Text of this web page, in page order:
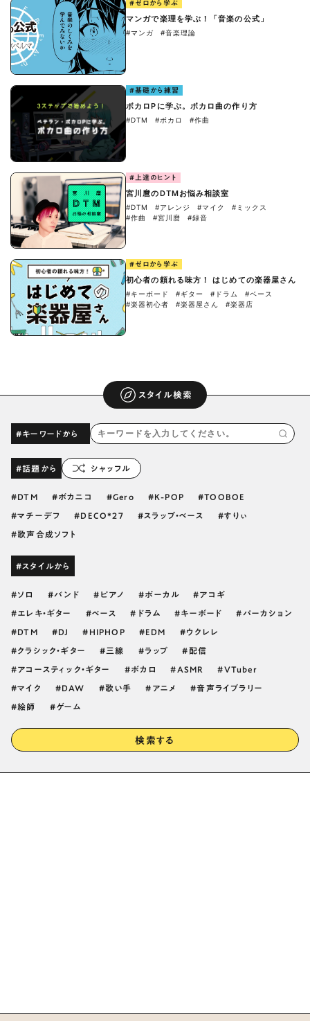
#ゼロから学ぶ
マンガで楽理を学ぶ！「音楽の公式」
#マンガ #音楽理論
#基礎から練習
ボカロPに学ぶ。ボカロ曲の作り方
#DTM #ボカロ #作曲
#上達のヒント
宮川麿のDTMお悩み相談室
#DTM #アレンジ #マイク
#ミックス
#作曲
#宮川麿 #録音
#ゼロから学ぶ
初心者の頼れる味方！ はじめての楽器屋さん
#キーボード #ギター #ドラム
#ベース
#楽器初心者
#楽器屋さん #楽器店
スタイル検索
#キーワードから
#話題から シャッフル
DTM ボカニコ Gero K-POP TOOBOE
マチーデフ DECO*27 スラップ・ベース すりぃ
歌声合成ソフト
#スタイルから
ソロ バンド ピアノ ボーカル アコギ
エレキ・ギター ベース ドラム キーボード パーカション
DTM DJ HIPHOP EDM ウクレレ
クラシック・ギター 三線 ラップ 配信
アコースティック・ギター ボカロ ASMR VTuber
マイク DAW 歌い手 アニメ 音声ライブラリー
絵師 ゲーム
検索する